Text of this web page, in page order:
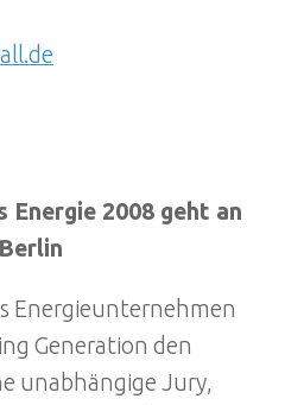
2008 geht an
Energieunternehmen
Generation den
unabhängige Jury,